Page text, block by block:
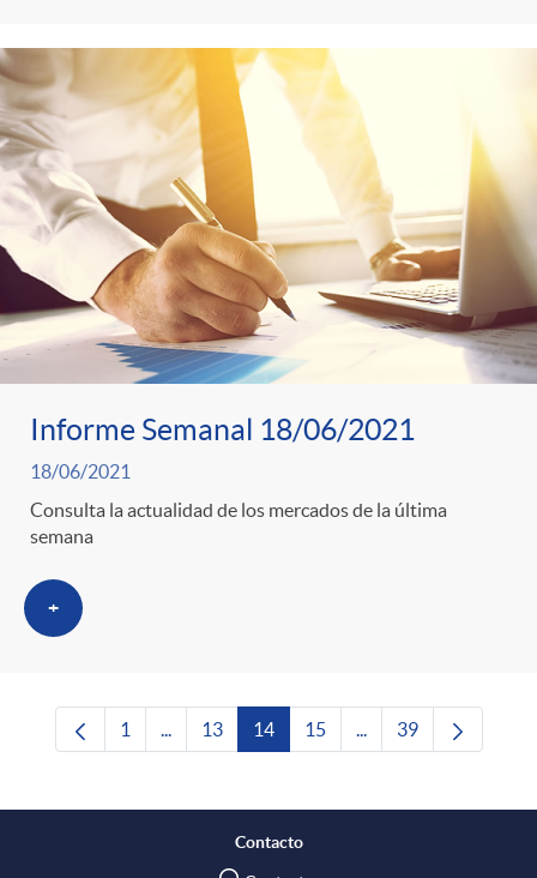
Informe Semanal 18/06/2021
18/06/2021
Consulta la actualidad de los mercados de la última
semana
+
Página
1 Páginas intermedias Use TAB para
Página
13 Página
14 Página
15 Páginas intermedias
Página
39
Contacto